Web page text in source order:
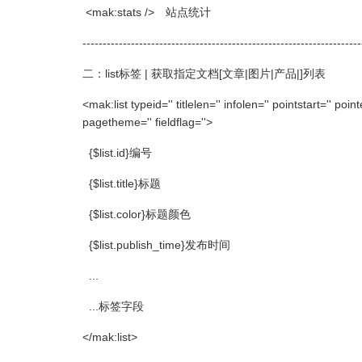
<mak:stats /> 站点统计
二：list标签 | 获取指定文档[文章|图片|产品|]列表
<mak:list typeid='' titlelen='' infolen='' pointstart=''
pagetheme='' fieldflag=''>
{$list.id}编号
{$list.title}标题
{$list.color}标题颜色
{$list.publish_time}发布时间
...标签字段
</mak:list>